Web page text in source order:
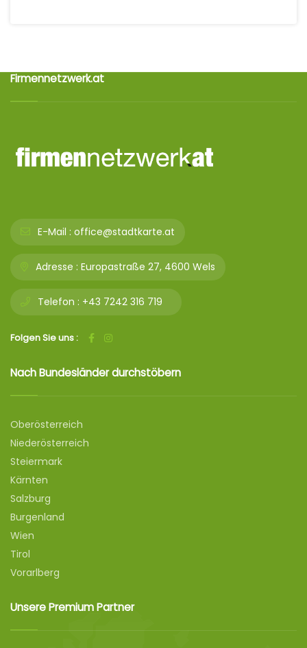
Firmennetzwerk.at
E-Mail : office@stadtkarte.at
Adresse : Europastraße 27, 4600 Wels
Telefon : +43 7242 316 719
Folgen Sie uns :
Nach Bundesländer durchstöbern
Oberösterreich
Niederösterreich
Steiermark
Kärnten
Salzburg
Burgenland
Wien
Tirol
Vorarlberg
Unsere Premium Partner